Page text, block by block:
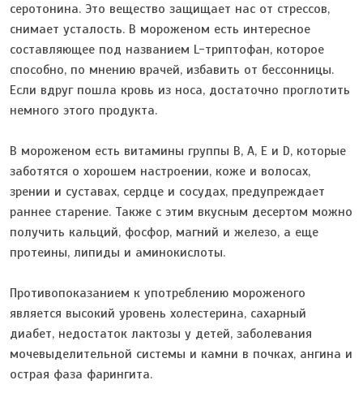
серотонина. Это вещество защищает нас от стрессов,
снимает усталость. В мороженом есть интересное
составляющее под названием L-триптофан, которое
способно, по мнению врачей, избавить от бессонницы.
Если вдруг пошла кровь из носа, достаточно проглотить
немного этого продукта.
В мороженом есть витамины группы В, А, Е и D, которые
заботятся о хорошем настроении, коже и волосах,
зрении и суставах, сердце и сосудах, предупреждает
раннее старение. Также с этим вкусным десертом можно
получить кальций, фосфор, магний и железо, а еще
протеины, липиды и аминокислоты.
Противопоказанием к употреблению мороженого
является высокий уровень холестерина, сахарный
диабет, недостаток лактозы у детей, заболевания
мочевыделительной системы и камни в почках, ангина и
острая фаза фарингита.